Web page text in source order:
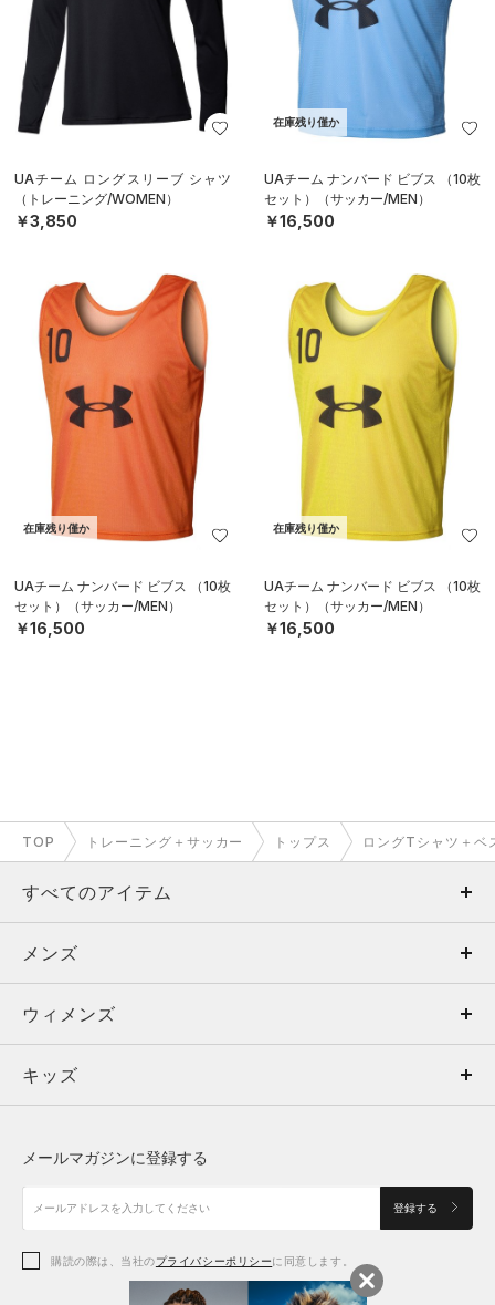
UAチーム ロングスリーブ シャツ
（トレーニング/WOMEN）
￥3,850
在庫残り僅か
UAチーム ナンバード ビブス （10枚
セット）（サッカー/MEN）
￥16,500
在庫残り僅か
UAチーム ナンバード ビブス （10枚
セット）（サッカー/MEN）
￥16,500
在庫残り僅か
UAチーム ナンバード ビブス （10枚
セット）（サッカー/MEN）
￥16,500
TOP トレーニング＋サッカー トップス ロングTシャツ＋ベ
すべてのアイテム
メンズ
ウィメンズ
キッズ
アクセサリー
メンズ
トップス
ボトムス
アクセサリー
ウィメンズ
トップス
シューズ
アクセサリー
キッズ
シューズ
メールマガジンに登録する
登録する
購読の際は、当社のプライバシーポリシーに同意します。